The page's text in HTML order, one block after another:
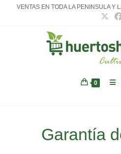
VENTAS EN TODA LA PENINSULA Y
0
Garantía